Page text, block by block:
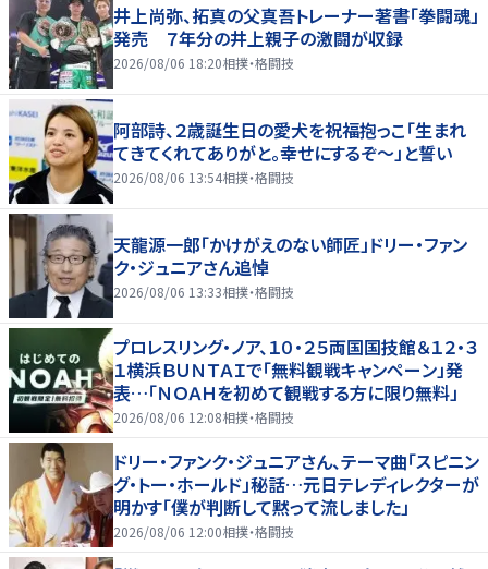
井上尚弥、拓真の父真吾トレーナー著書「拳闘魂」
発売 ７年分の井上親子の激闘が収録
2026/08/06 18:20相撲・格闘技
阿部詩、２歳誕生日の愛犬を祝福抱っこ「生まれ
てきてくれてありがと。幸せにするぞ～」と誓い
2026/08/06 13:54相撲・格闘技
天龍源一郎「かけがえのない師匠」ドリー・ファン
ク・ジュニアさん追悼
2026/08/06 13:33相撲・格闘技
プロレスリング・ノア、１０・２５両国国技館＆１２・３
１横浜ＢＵＮＴＡＩで「無料観戦キャンペーン」発
表…「ＮＯＡＨを初めて観戦する方に限り無料」
2026/08/06 12:08相撲・格闘技
ドリー・ファンク・ジュニアさん、テーマ曲「スピニン
グ・トー・ホールド」秘話…元日テレディレクターが
明かす「僕が判断して黙って流しました」
2026/08/06 12:00相撲・格闘技